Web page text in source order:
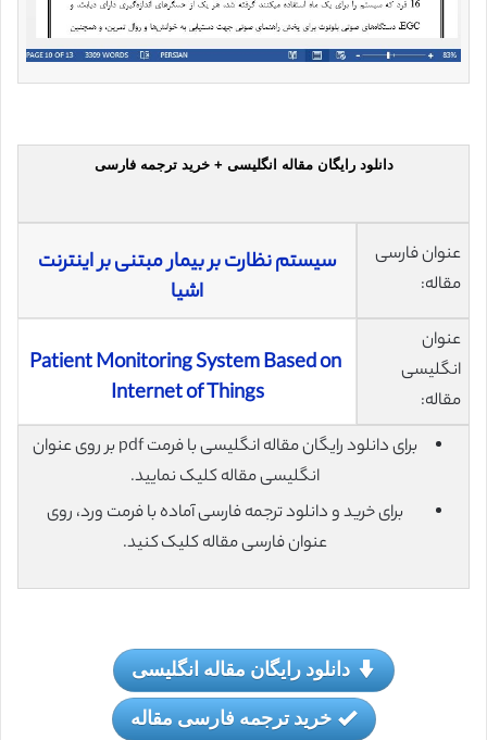
دانلود رایگان مقاله انگلیسی + خرید ترجمه فارسی
عنوان فارسی
مقاله:
سیستم نظارت بر بیمار مبتنی بر اینترنت
اشیا
عنوان
انگلیسی
مقاله:
Patient Monitoring System Based on
Internet of Things
برای دانلود رایگان مقاله انگلیسی با فرمت pdf بر روی عنوان
انگلیسی مقاله کلیک نمایید.
برای خرید و دانلود ترجمه فارسی آماده با فرمت ورد، روی
عنوان فارسی مقاله کلیک کنید.
دانلود رایگان مقاله انگلیسی
خرید ترجمه فارسی مقاله